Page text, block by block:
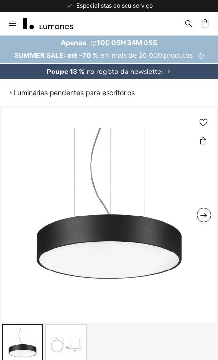
Especialistas ao seu serviço
para
Conteúdo
Apenas
10D 05H 34M 04S
SUMMER SALE: até -70 % em mais de 20 000 produtos
Poupe 13 % no registo da newsletter
Luminárias pendentes para escritórios